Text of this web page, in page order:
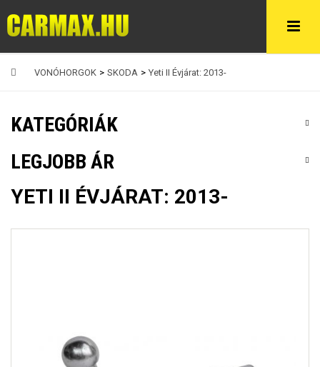
VONÓHORGOK > SKODA > Yeti II Évjárat: 2013-
KATEGÓRIÁK
LEGJOBB ÁR
YETI II ÉVJÁRAT: 2013-